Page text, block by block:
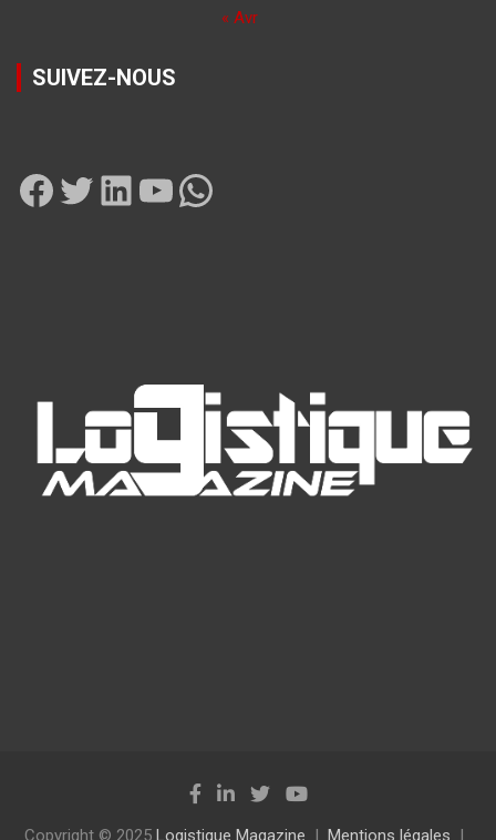
« Avr
SUIVEZ-NOUS
Facebook
Twitter
LinkedIn
YouTube
WhatsApp
Copyright © 2025 Logistique Magazine Mentions légales